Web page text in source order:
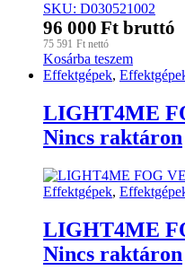
SKU: D030521002
96 000 Ft bruttó
75 591 Ft nettó
Kosárba teszem
Effektgépek,
LIGHT4ME
Nincs raktáron
Effektgépek,
LIGHT4ME
Nincs raktáron